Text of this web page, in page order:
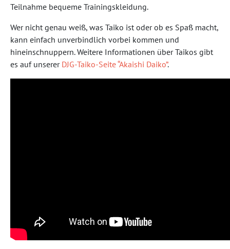
Teilnahme bequeme Trainingskleidung.
Wer nicht genau weiß, was Taiko ist oder ob es Spaß macht,
kann einfach unverbindlich vorbei kommen und
hineinschnuppern. Weitere Informationen über Taikos gibt
es auf unserer DJG-Taiko-Seite “Akaishi Daiko”.